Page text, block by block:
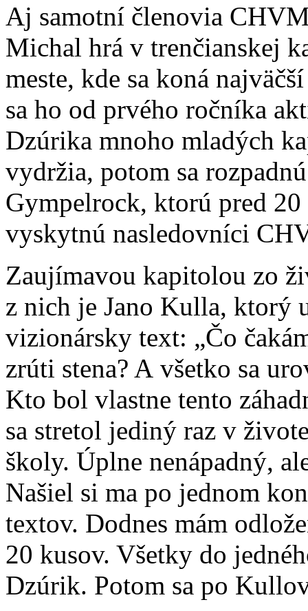
Aj samotní členovia
Michal hrá v trenčianskej
meste, kde sa koná
sa ho od prvého ročníka
Dzúrika mnoho mladých
vydržia, potom sa
Gympelrock, ktorú pred
vyskytnú nasledovníci
Zaujímavou kapitolou zo
z nich je Jano Kulla, ktorý
vizionársky text: „Čo
zrúti stena? A všetko sa
Kto bol vlastne tento
sa stretol jediný raz v
školy. Úplne nenápadný,
Našiel si ma po jednom
textov. Dodnes mám
20 kusov. Všetky do
Dzúrik. Potom sa po